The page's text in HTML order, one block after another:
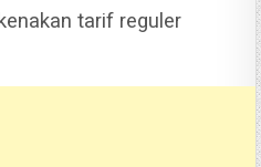
tarif reguler